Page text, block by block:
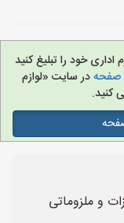
خود را تبلیغ کنید
صفحهدر سایت «لوازم
کنید.
و ملزوماتی